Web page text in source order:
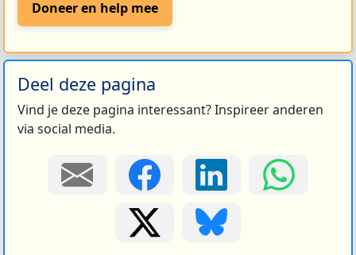
Doneer en help mee
Deel deze pagina
Vind je deze pagina interessant? Inspireer anderen
via social media.